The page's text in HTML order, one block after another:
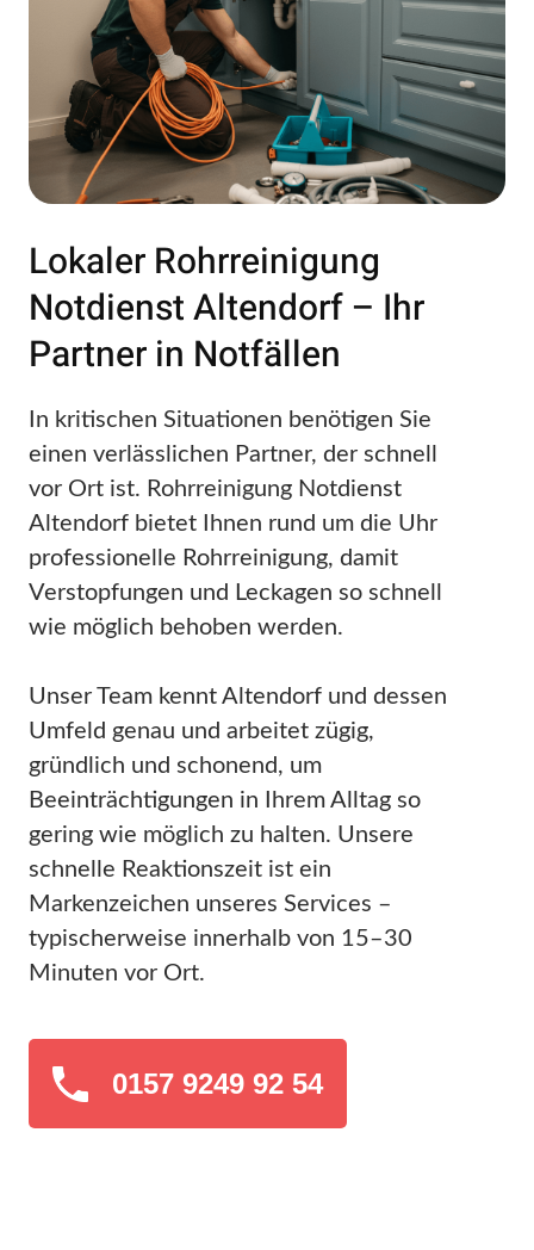
Lokaler Rohrreinigung
Notdienst Altendorf – Ihr
Partner in Notfällen
In kritischen Situationen benötigen Sie
einen verlässlichen Partner, der schnell
vor Ort ist. Rohrreinigung Notdienst
Altendorf bietet Ihnen rund um die Uhr
professionelle Rohrreinigung, damit
Verstopfungen und Leckagen so schnell
wie möglich behoben werden.
Unser Team kennt Altendorf und dessen
Umfeld genau und arbeitet zügig,
gründlich und schonend, um
Beeinträchtigungen in Ihrem Alltag so
gering wie möglich zu halten. Unsere
schnelle Reaktionszeit ist ein
Markenzeichen unseres Services –
typischerweise innerhalb von 15–30
Minuten vor Ort.
0157 9249 92 54